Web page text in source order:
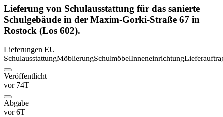
Lieferung von Schulausstattung für das sanierte
Schulgebäude in der Maxim-Gorki-Straße 67 in
Rostock (Los 602).
Lieferungen EU
SchulausstattungMöblierungSchulmöbelInneneinrichtung
Veröffentlicht
vor 74T
Abgabe
vor 6T